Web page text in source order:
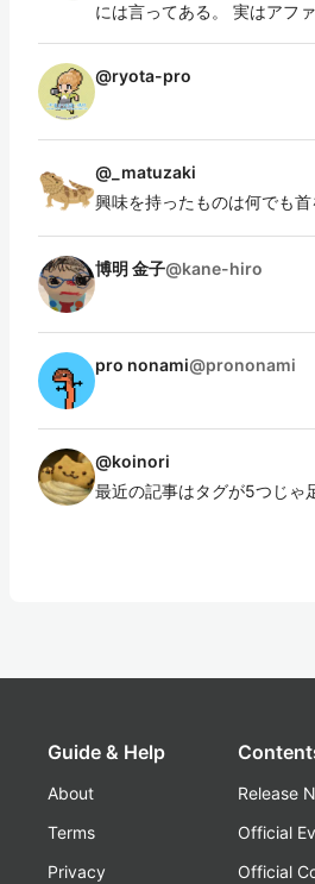
には言ってある。 実はアファ
@ryota-pro
@ _matuzaki
興味を持ったものは何でも首
博明 金子@kane-hiro
pro nonami@prononami
@koinori
最近の記事はタグが5つじゃ
Guide & Help
About
Terms
Privacy
Release
Official
Official